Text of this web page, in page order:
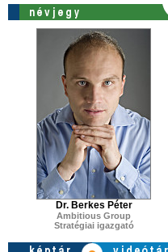
Dr. Berkes Péter
Ambitious Group
Stratégiai igazgató